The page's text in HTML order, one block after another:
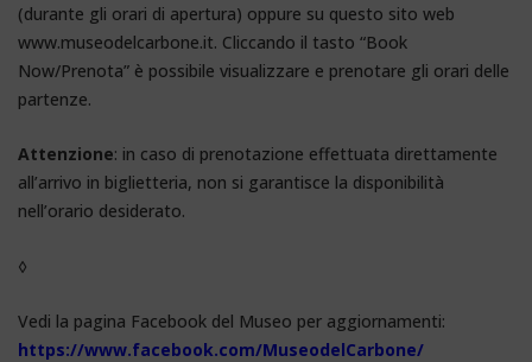
(durante gli orari di apertura) oppure su questo sito web
www.museodelcarbone.it. Cliccando il tasto “Book
Now/Prenota” è possibile visualizzare e prenotare gli orari delle
partenze.
Attenzione: in caso di prenotazione effettuata direttamente
all’arrivo in biglietteria, non si garantisce la disponibilità
nell’orario desiderato.
◊
Vedi la pagina Facebook del Museo per aggiornamenti:
https://www.facebook.com/MuseodelCarbone/